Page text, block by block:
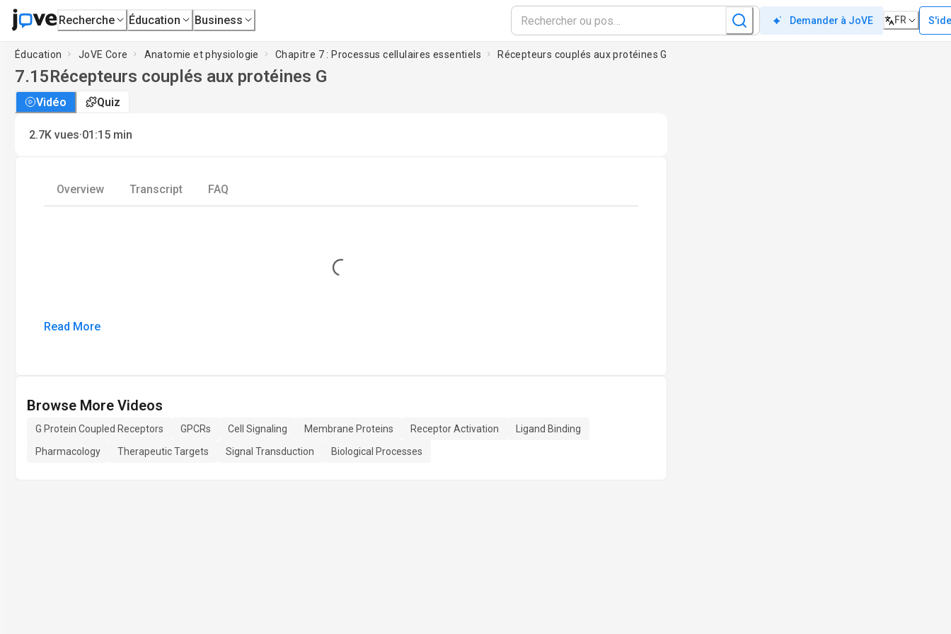
Recherche Éducation Business Demander à JoVE FR
Éducation JoVE Core Anatomie et physiologie Chapitre 7 : Processus cellulaires essentiels Récepteurs couplés aux protéines G
7.15Récepteurs couplés aux protéines G
Vidéo Quiz
2.7K vues·01:15 min
Overview Transcript FAQ
Loading...
Read More
Browse More Videos
G Protein Coupled Receptors GPCRs Cell Signaling Membrane Proteins Receptor Activation
Ligand Binding
Pharmacology
Therapeutic Targets Signal Transduction Biological Processes